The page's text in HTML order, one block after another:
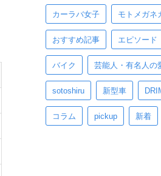
カーラバ女子 モトメガネ
おすすめ記事 エピソード
バイク 芸能人・有名人の
sotoshiru 新型車
コラム pickup 新着